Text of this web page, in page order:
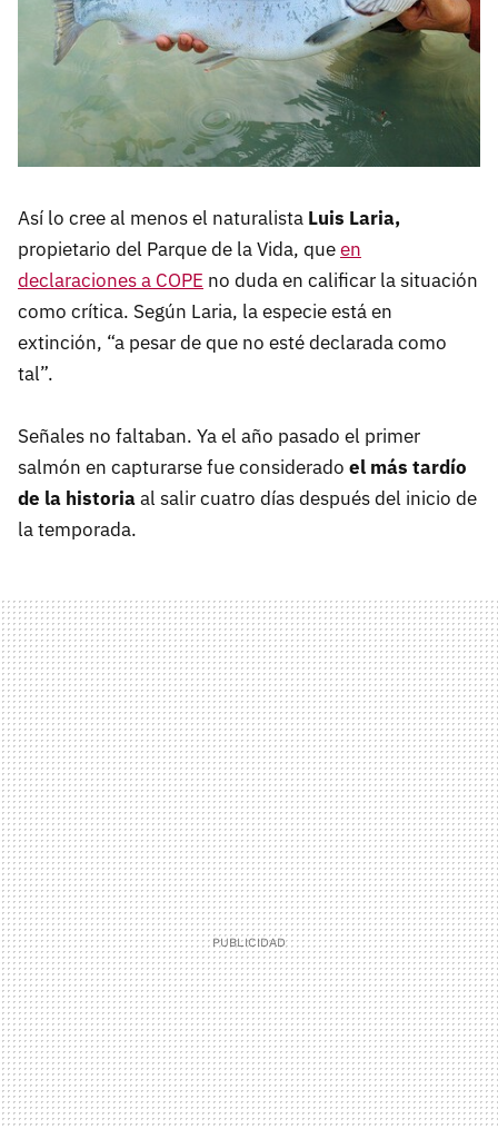
Así lo cree al menos el naturalista Luis Laria,
propietario del Parque de la Vida, queen
declaraciones a COPE no duda en calificar la situación
como crítica. Según Laria, la especie está en
extinción, “a pesar de que no esté declarada como
tal”.
Señales no faltaban. Ya el año pasado el primer
salmón en capturarse fue considerado el más tardío
de la historiaal salir cuatro días después del inicio de
la temporada.